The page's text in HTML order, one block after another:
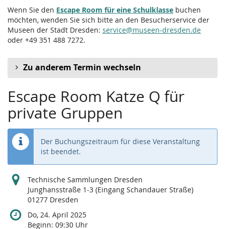
Wenn Sie den Escape Room für eine Schulklasse buchen
möchten, wenden Sie sich bitte an den Besucherservice der
Museen der Stadt Dresden: service@museen-dresden.de
oder +49 351 488 7272.
Zu anderem Termin wechseln
Escape Room Katze Q für
private Gruppen
Der Buchungszeitraum für diese Veranstaltung
ist beendet.
Technische Sammlungen Dresden
Junghansstraße 1-3 (Eingang Schandauer Straße)
01277 Dresden
Do, 24. April 2025
Beginn: 09:30 Uhr